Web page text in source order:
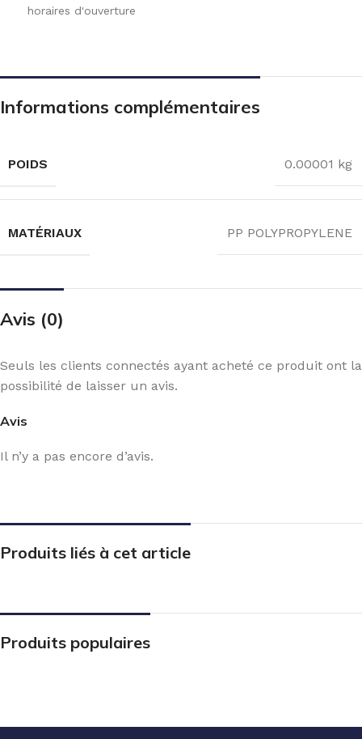
horaires d'ouverture
Informations complémentaires
POIDS 0.00001 kg
MATÉRIAUX PP POLYPROPYLENE
Avis (0)
Avis
Il n’y a pas encore d’avis.
Seuls les clients connectés ayant acheté ce produit ont la
possibilité de laisser un avis.
Produits liés à cet article
Produits populaires